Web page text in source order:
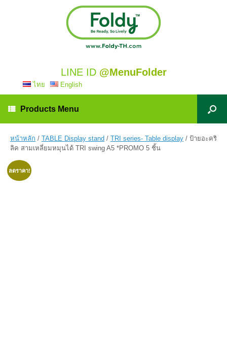
LINE ID @MenuFolder
ไทย English
Products Menu
หน้าหลัก / TABLE Display stand / TRI series- Table display / ป้ายอะคริ
ลิค สามเหลี่ยมหมุนได้ TRI swing A5 *PROMO 5 ชิ้น
ลดราคา!